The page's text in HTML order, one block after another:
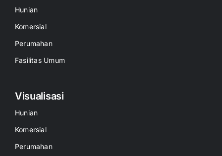
Hunian
Komersial
Perumahan
Fasilitas Umum
Visualisasi
Hunian
Komersial
Perumahan